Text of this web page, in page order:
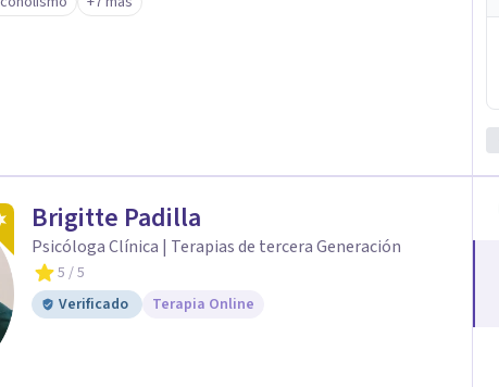
psicológicos o mentales. Fomentamos el conocimiento
Brigitte Padilla
Psicóloga Clínica | Terapias de tercera Generación
5 / 5
Verificado
Terapia Online